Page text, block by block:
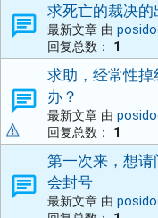
求死亡的裁决的
最新文章 由
回复总数： 1
求助，经常性
办？
最新文章 由
回复总数： 1
第一次来，想
会封号
最新文章 由